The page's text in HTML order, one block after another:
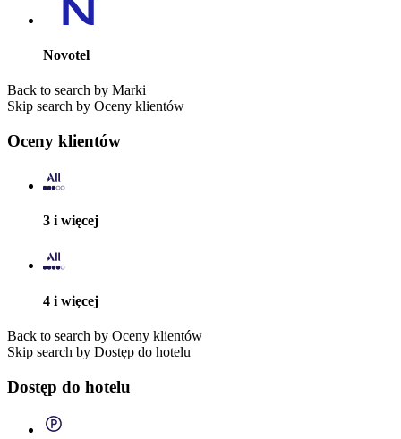
Novotel
Back to search by Marki
Skip search by Oceny klientów
Oceny klientów
3 i więcej
4 i więcej
Back to search by Oceny klientów
Skip search by Dostęp do hotelu
Dostęp do hotelu